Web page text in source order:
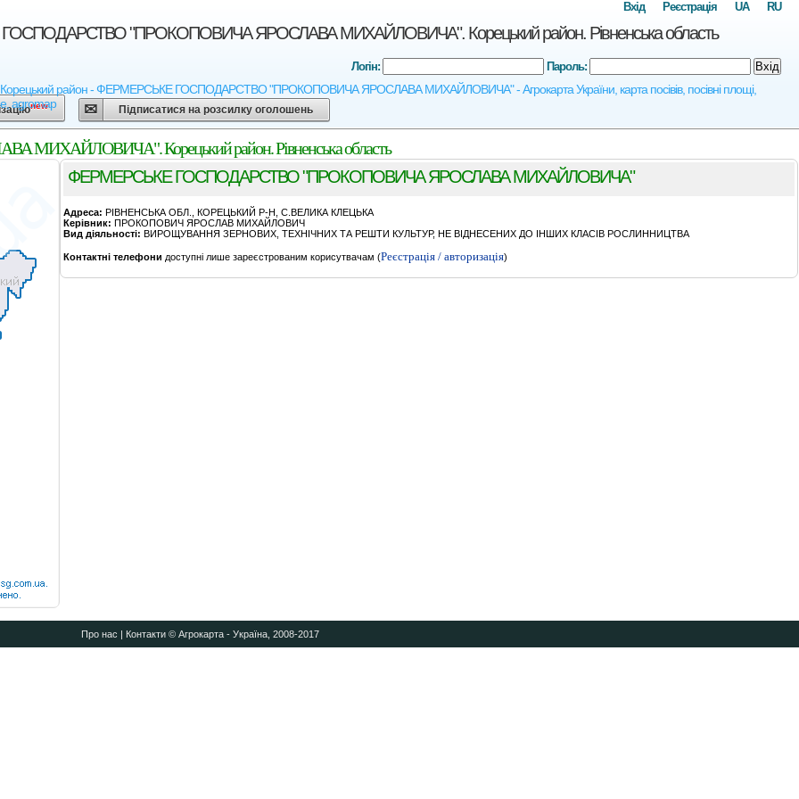
"ПРОКОПОВИЧА ЯРОСЛАВА МИХАЙЛОВИЧА". Корецький район. Рівненська область
- Корецький район - ФЕРМЕРСЬКЕ ГОСПОДАРСТВО "ПРОКОПОВИЧА ЯРОСЛАВА МИХАЙЛОВИЧА" - Агрокарта України, карта посівів, посівні площі,
agromap
RU
UA
Реєстрація
Вхід
Логін: Пароль: Вхід
new Підписатися на розсилку оголошень
Корецький район. Рівненська область
ФЕРМЕРСЬКЕ ГОСПОДАРСТВО "ПРОКОПОВИЧА ЯРОСЛАВА МИХАЙЛОВИЧА"
Адреса: РIВНЕНСЬКА ОБЛ., КОРЕЦЬКИЙ Р-Н, С.ВЕЛИКА КЛЕЦЬКА
Керівник: ПРОКОПОВИЧ ЯРОСЛАВ МИХАЙЛОВИЧ
Вид діяльності: ВИРОЩУВАННЯ ЗЕРНОВИХ, ТЕХНІЧНИХ ТА РЕШТИ КУЛЬТУР, НЕ ВІДНЕСЕНИХ ДО ІНШИХ КЛАСІВ РОСЛИННИЦТВА
Контактні телефони доступні лише зареєстрованим корисутвачам (Реєстрація / авторизація)
Про нас | Контакти© Агрокарта - Україна, 2008-2017